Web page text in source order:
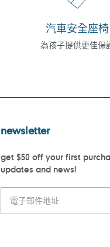
汽車安全座椅
為孩子提供更佳保
newsletter
get $50 off your first
updates and news!